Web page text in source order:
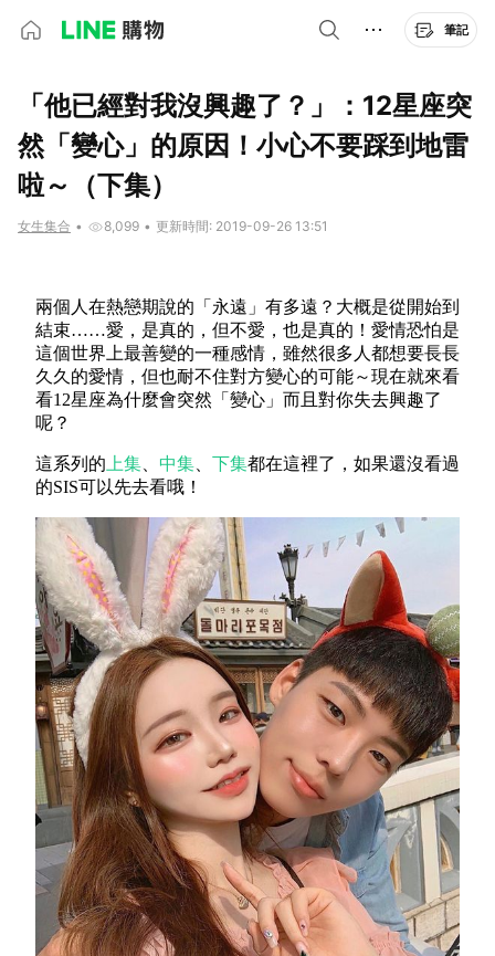
筆記
「他已經對我沒興趣了？」：12星座突
然「變心」的原因！小心不要踩到地雷
啦～（下集）
女生集合 • 8,099 • 更新時間: 2019-09-26 13:51
兩個人在熱戀期說的「永遠」有多遠？大概是從開始到
結束……愛，是真的，但不愛，也是真的！愛情恐怕是
這個世界上最善變的一種感情，雖然很多人都想要長長
久久的愛情，但也耐不住對方變心的可能～現在就來看
看12星座為什麼會突然「變心」而且對你失去興趣了
呢？
這系列的 上集 中集 下集都在這裡了，如果還沒看過
的SIS可以先去看哦！